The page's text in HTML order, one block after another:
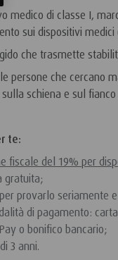
medico di classe I,
sui dispositivi medici
che trasmette
persone che cercano
schiena e sul fianco
te:
fiscale del 19% per
gratuita;
provarlo seriamente
di pagamento:
o bonifico bancario;
3 anni.